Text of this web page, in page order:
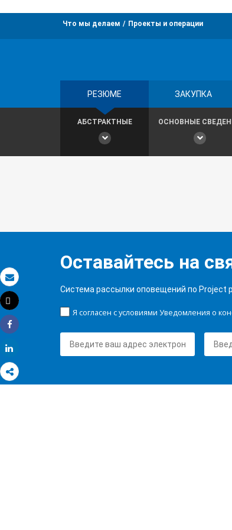
Электронная почта
Распечатать
Tweet
Share
Что мы делаем Проекты и операции
РЕЗЮМЕ ЗАКУПКА
АБСТРАКТНЫЕ ОСНОВНЫЕ
Оставайтесь на
Система рассылки оповещений по Project
Я согласен с условиями Уведомления о